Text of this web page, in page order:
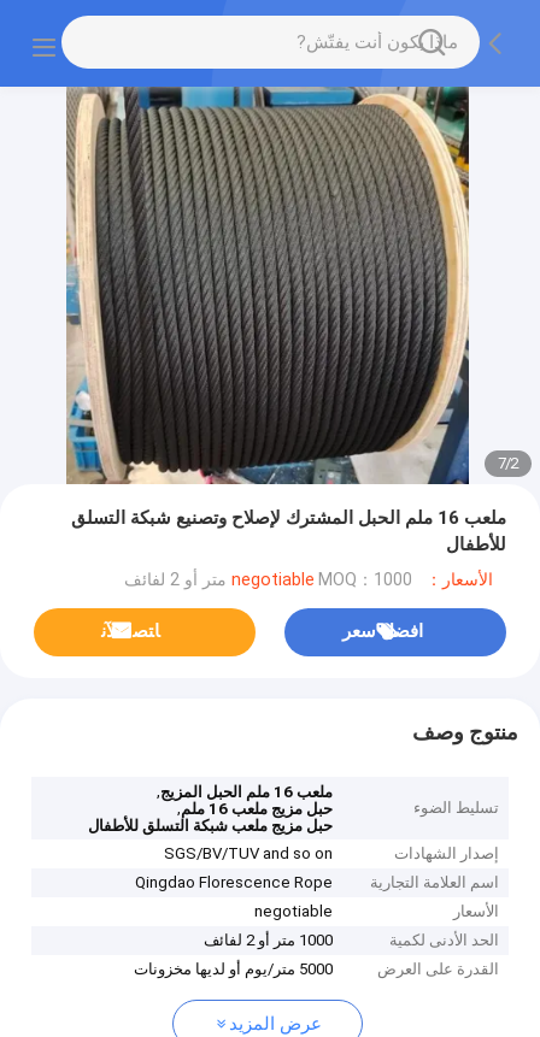
2
/
7
ملعب 16 ملم الحبل المشترك لإصلاح وتصنيع شبكة التسلق
للأطفال
الأسعار：negotiable MOQ：1000 متر أو 2 لفائف
افضل سعر ﺎﺘﺼﻟ ﺍﻶﻧ
منتوج وصف
تسليط الضوء
ملعب 16 ملم الحبل المزيج
,
حبل مزيج ملعب 16 ملم
,
حبل مزيج ملعب شبكة التسلق للأطفال
إصدار الشهادات
SGS/BV/TUV and so on
اسم العلامة التجارية
Qingdao Florescence Rope
الأسعار
negotiable
الحد الأدنى لكمية
1000 متر أو 2 لفائف
القدرة على العرض
5000 متر/يوم أو لديها مخزونات
عرض المزيد